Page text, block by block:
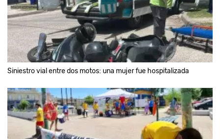
Siniestro vial entre dos motos: una mujer fue hospitalizada